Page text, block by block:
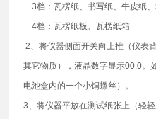
3档：瓦楞纸、书写纸、牛皮纸
4档：瓦楞纸板、瓦楞纸箱
2、将仪器侧面开关向上推（仪表
其它物质），液晶数字显示00.0。
电池盒内的一个小铜螺丝）。
3、将仪器平放在测试纸张上（轻